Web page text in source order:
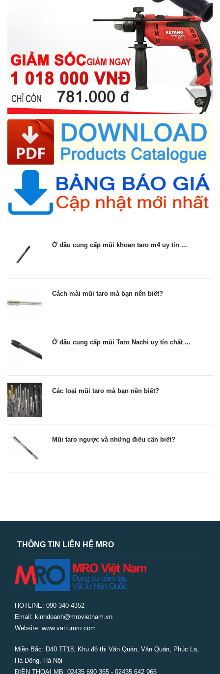
Ở đâu cung cấp mũi khoan taro m4 uy tín ...
Cách mài mũi taro mà bạn nên biết?
Ở đâu cung cấp mũi Taro Nachi uy tín chất ...
Các loại mũi taro mà bạn nên biết?
Mũi taro ngược và những điều cần biết?
THÔNG TIN LIÊN HỆ MRO
HOTLINE: 090 340 4352
Email: kinhdoanh@mrovietnam.vn
Website: www.vattumro.com
Miền Bắc: D40 TT18, Khu đô thị Văn Quán, Văn Quán, Phúc La,
Hà Đông, Hà Nội
ĐIỆN THOẠI MB: 02435 690 365 - 02435 642 966